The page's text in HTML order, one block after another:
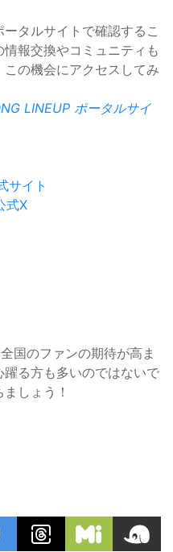
タルサイトで確認するこ
報交換やコミュニティも
の機会にアクセスしてみ
LINEUP ポータルサイ
サイト
式X
国のファンの期待が高ま
る方も多いのではないで
しょう！